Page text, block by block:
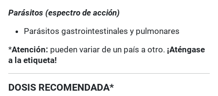
Parásitos (espectro de acción)
Parásitos gastrointestinales y pulmonares
*Atención: pueden variar de un país a otro. ¡Aténgase
a la etiqueta!
DOSIS RECOMENDADA*